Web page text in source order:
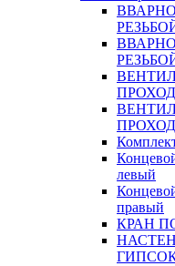
левый
правый
КРАН